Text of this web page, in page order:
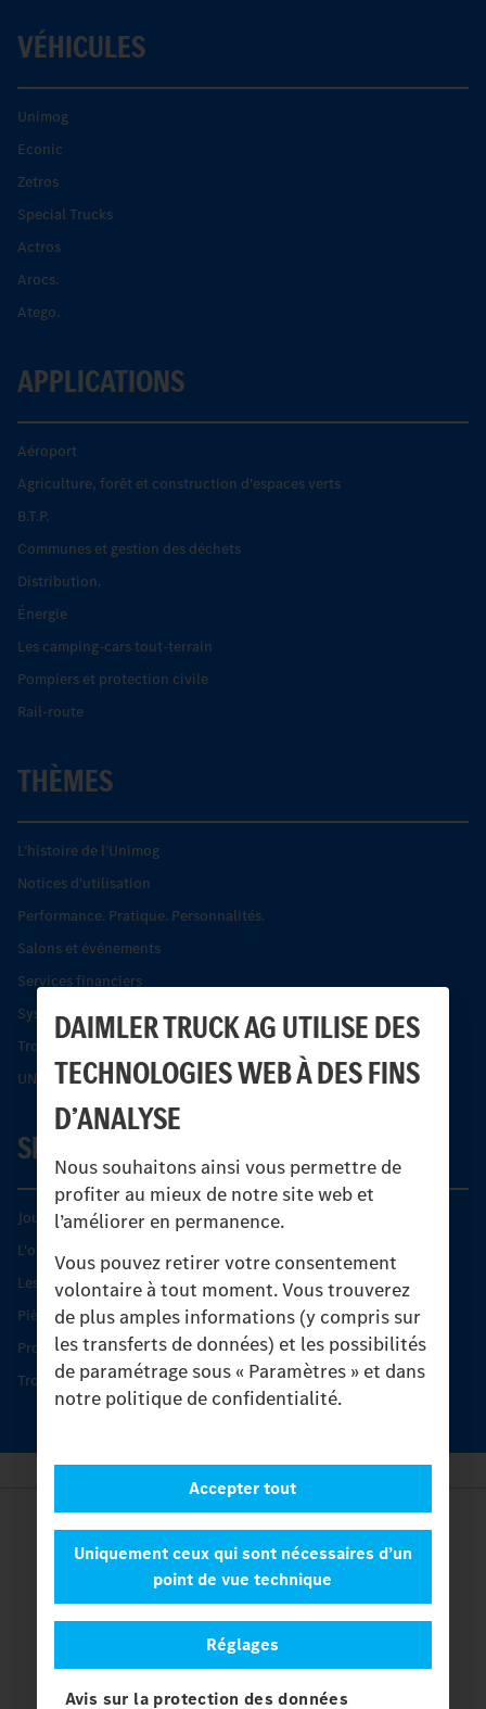
DAIMLER TRUCK AG UTILISE DES
TECHNOLOGIES WEB À DES FINS
D’ANALYSE
Nous souhaitons ainsi vous permettre de
profiter au mieux de notre site web et
l’améliorer en permanence.
Vous pouvez retirer votre consentement
volontaire à tout moment. Vous trouverez
de plus amples informations (y compris sur
les transferts de données) et les possibilités
de paramétrage sous « Paramètres » et dans
notre politique de confidentialité.
Réglages
Uniquement ceux qui sont nécessaires d’un
point de vue technique
Accepter tout
Avis sur la protection des données
VÉHICULES
Unimog
Econic
Zetros
Special Trucks
Actros
Arocs.
Atego.
APPLICATIONS
Aéroport
Agriculture, forêt et construction d'espaces verts
B.T.P.
Communes et gestion des déchets
Distribution.
Énergie
Les camping-cars tout-terrain
Pompiers et protection civile
Rail-route
THÈMES
L’histoire de l’Unimog
Notices d'utilisation
Performance. Pratique. Personnalités.
Salons et événements
Services financiers
Systèmes de sécurité Econic
Trouver un partenaire
UNI-TOUCH®
SERVICE
Journées diagnostic Technique S.A.V Unimog
L'offre de services Unimog
Les produits phares
Pièces d’origine
Protection et maintien de la valeur
Trouver un partenaire
Provider
Legal Notice
Contact
Protection des données
Paramètres
© 2026 Daimler Truck AG. Tous les droits sont réservés.